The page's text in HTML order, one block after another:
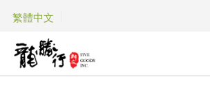
繁體中文